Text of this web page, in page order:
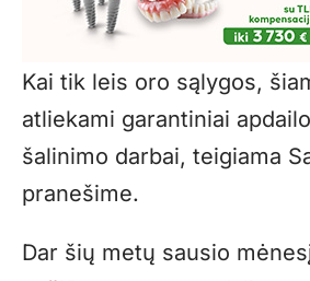
Kai tik leis oro sąlygos,
atliekami garantiniai
šalinimo darbai, teigiama
pranešime.
Dar šių metų sausio